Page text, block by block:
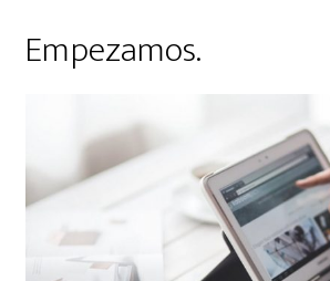
Empezamos.